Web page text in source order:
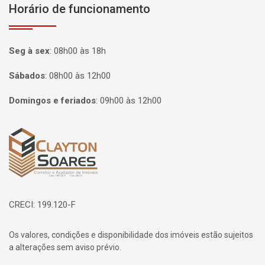
Horário de funcionamento
Seg à sex: 08h00 às 18h
Sábados: 08h00 às 12h00
Domingos e feriados: 09h00 às 12h00
Página inicial
CRECI: 199.120-F
Os valores, condições e disponibilidade dos imóveis estão sujeitos
a alterações sem aviso prévio.